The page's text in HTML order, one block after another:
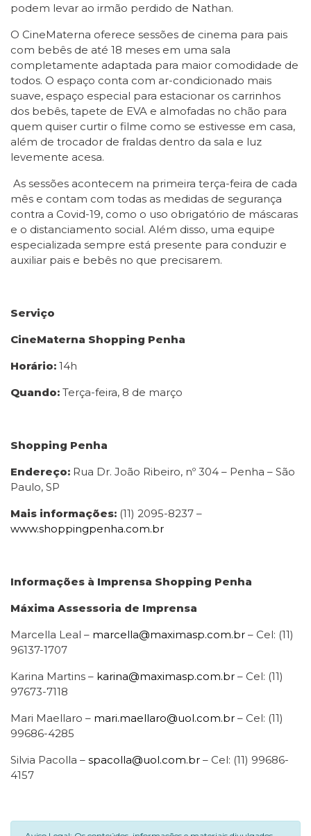
podem levar ao irmão perdido de Nathan.
O CineMaterna oferece sessões de cinema para pais
com bebês de até 18 meses em uma sala
completamente adaptada para maior comodidade de
todos. O espaço conta com ar-condicionado mais
suave, espaço especial para estacionar os carrinhos
dos bebês, tapete de EVA e almofadas no chão para
quem quiser curtir o filme como se estivesse em casa,
além de trocador de fraldas dentro da sala e luz
levemente acesa.
As sessões acontecem na primeira terça-feira de cada
mês e contam com todas as medidas de segurança
contra a Covid-19, como o uso obrigatório de máscaras
e o distanciamento social. Além disso, uma equipe
especializada sempre está presente para conduzir e
auxiliar pais e bebês no que precisarem.
Serviço
CineMaterna Shopping Penha
Horário: 14h
Quando: Terça-feira, 8 de março
Shopping Penha
Endereço: Rua Dr. João Ribeiro, nº 304 – Penha‎ – São
Paulo, SP
Mais informações: (11) 2095-8237 –
www.shoppingpenha.com.br
Informações à Imprensa Shopping Penha
Máxima Assessoria de Imprensa
Marcella Leal – marcella@maximasp.com.br – Cel: (11)
96137-1707
Karina Martins – karina@maximasp.com.br – Cel: (11)
97673-7118
Mari Maellaro – mari.maellaro@uol.com.br – Cel: (11)
99686-4285
Silvia Pacolla – spacolla@uol.com.br – Cel: (11) 99686-
4157